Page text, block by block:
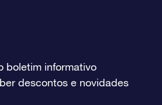
boletim informativo
descontos e novidades